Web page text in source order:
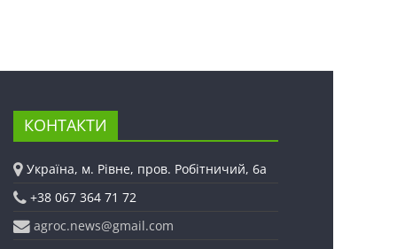
КОНТАКТИ
Україна, м. Рівне, пров. Робітничий, 6а
+38 067 364 71 72
agroc.news@gmail.com